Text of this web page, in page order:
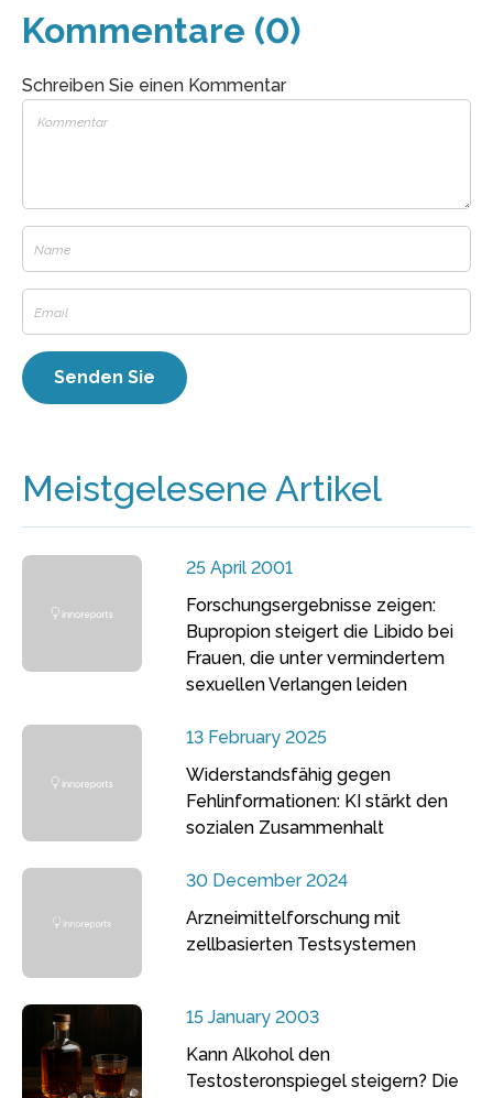
Kommentare (0)
Schreiben Sie einen Kommentar
Meistgelesene Artikel
25 April 2001
Forschungsergebnisse zeigen:
Bupropion steigert die Libido bei
Frauen, die unter vermindertem
sexuellen Verlangen leiden
13 February 2025
Widerstandsfähig gegen
Fehlinformationen: KI stärkt den
sozialen Zusammenhalt
30 December 2024
Arzneimittelforschung mit
zellbasierten Testsystemen
15 January 2003
Kann Alkohol den
Testosteronspiegel steigern? Die